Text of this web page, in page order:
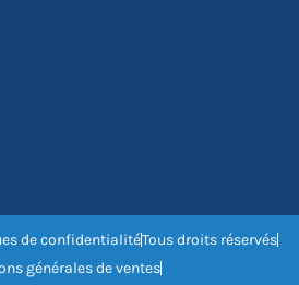
de confidentialitéTous droits réservés
générales de ventes